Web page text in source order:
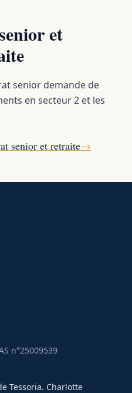
et
senior demande de
en secteur 2 et les
senior et retraite→
n°25009539
Tessoria. Charlotte